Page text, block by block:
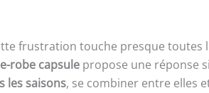
frustration touche presque toutes
robe capsule propose une réponse
les saisons, se combiner entre elles